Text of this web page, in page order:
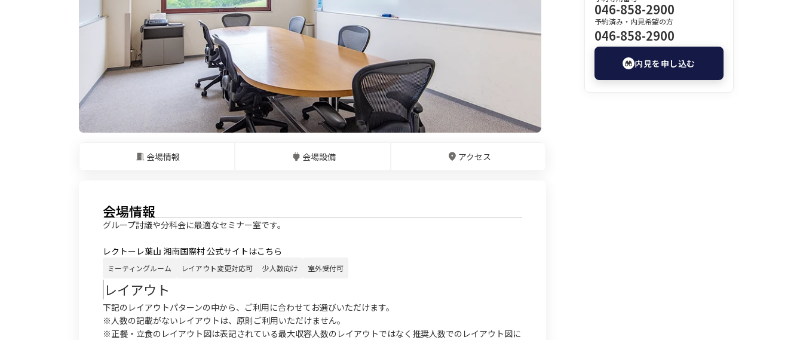
会場情報 会場設備 アクセス
会場情報
グループ討議や分科会に最適なセミナー室です。
レクトーレ葉山 湘南国際村 公式サイトはこちら
ミーティングルーム レイアウト変更対応可 少人数向け 室外受付可
レイアウト
下記のレイアウトパターンの中から、ご利用に合わせてお選びいただけます。
※人数の記載がないレイアウトは、原則ご利用いただけません。
※正餐・立食のレイアウト図は表記されている最大収容人数のレイアウトではなく推奨人数でのレイアウト図に
046-858-2900
予約済み・内見希望の方
046-858-2900
内見を申し込む